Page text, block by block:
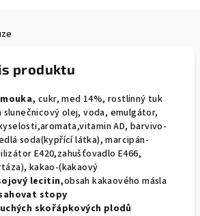
produktu
cukr, med 14%, rostlinný tuk
olej, voda, emulgátor,
AD, barvivo-
soda(kypřící látka), marcipán-
E420,zahušťovadlo E466,
kakao-(kakaový
lecitin,obsah kakaového másla
stopy
skořápkových plodů